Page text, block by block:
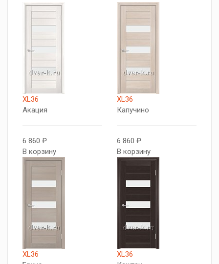
XL36
Акация
6 860 ₽
В корзину
XL36
Капучино
6 860 ₽
В корзину
XL36
XL36